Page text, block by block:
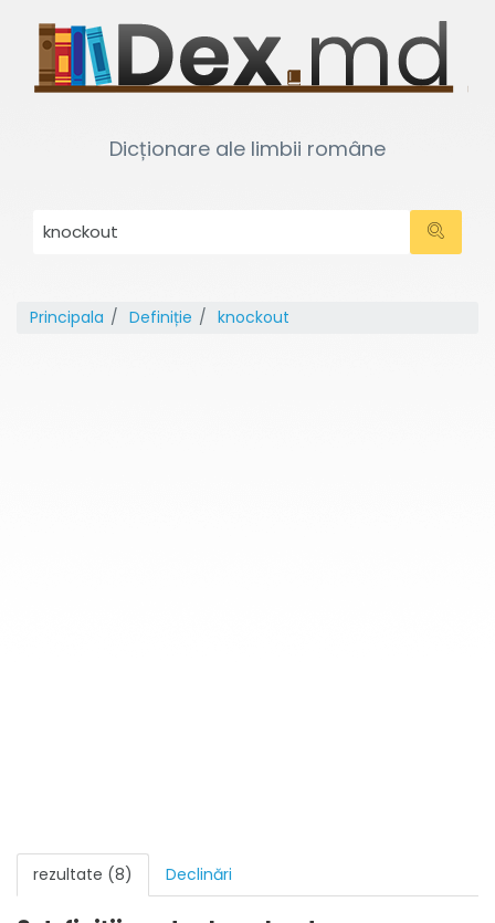
Dicționare ale limbii române
Principala Definiție knockout
rezultate (8) Declinări